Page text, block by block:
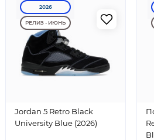
2026
РЕЛИЗ - ИЮНЬ
Jordan 5 Retro Black
University Blue (2026)